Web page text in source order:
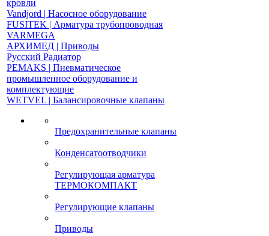
кровли
Vandjord | Насосное оборудование
FUSITEK | Арматура трубопроводная
VARMEGA
АРХИМЕД | Приводы
Русский Радиатор
PEMAKS | Пневматическое
промышленное оборудование и
комплектующие
WETVEL | Балансировочные клапаны
Предохранительные клапаны
Конденсатоотводчики
Регулирующая арматура
ТЕРМОКОМПАКТ
Регулирующие клапаны
Приводы